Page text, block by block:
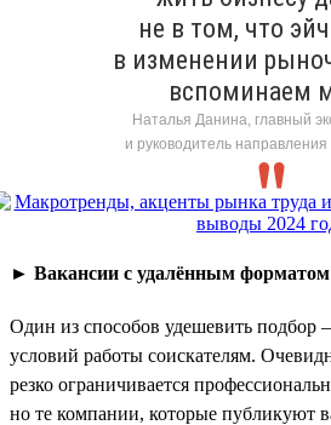
не в том, что
в изменении
вспоминаем
Наталья Данина, главный
и руководитель
► Вакансии с удалённым форматом
Один из способов удешевить подбор
условий работы соискателям.
резко ограничивается
но те компании, которые публикуют